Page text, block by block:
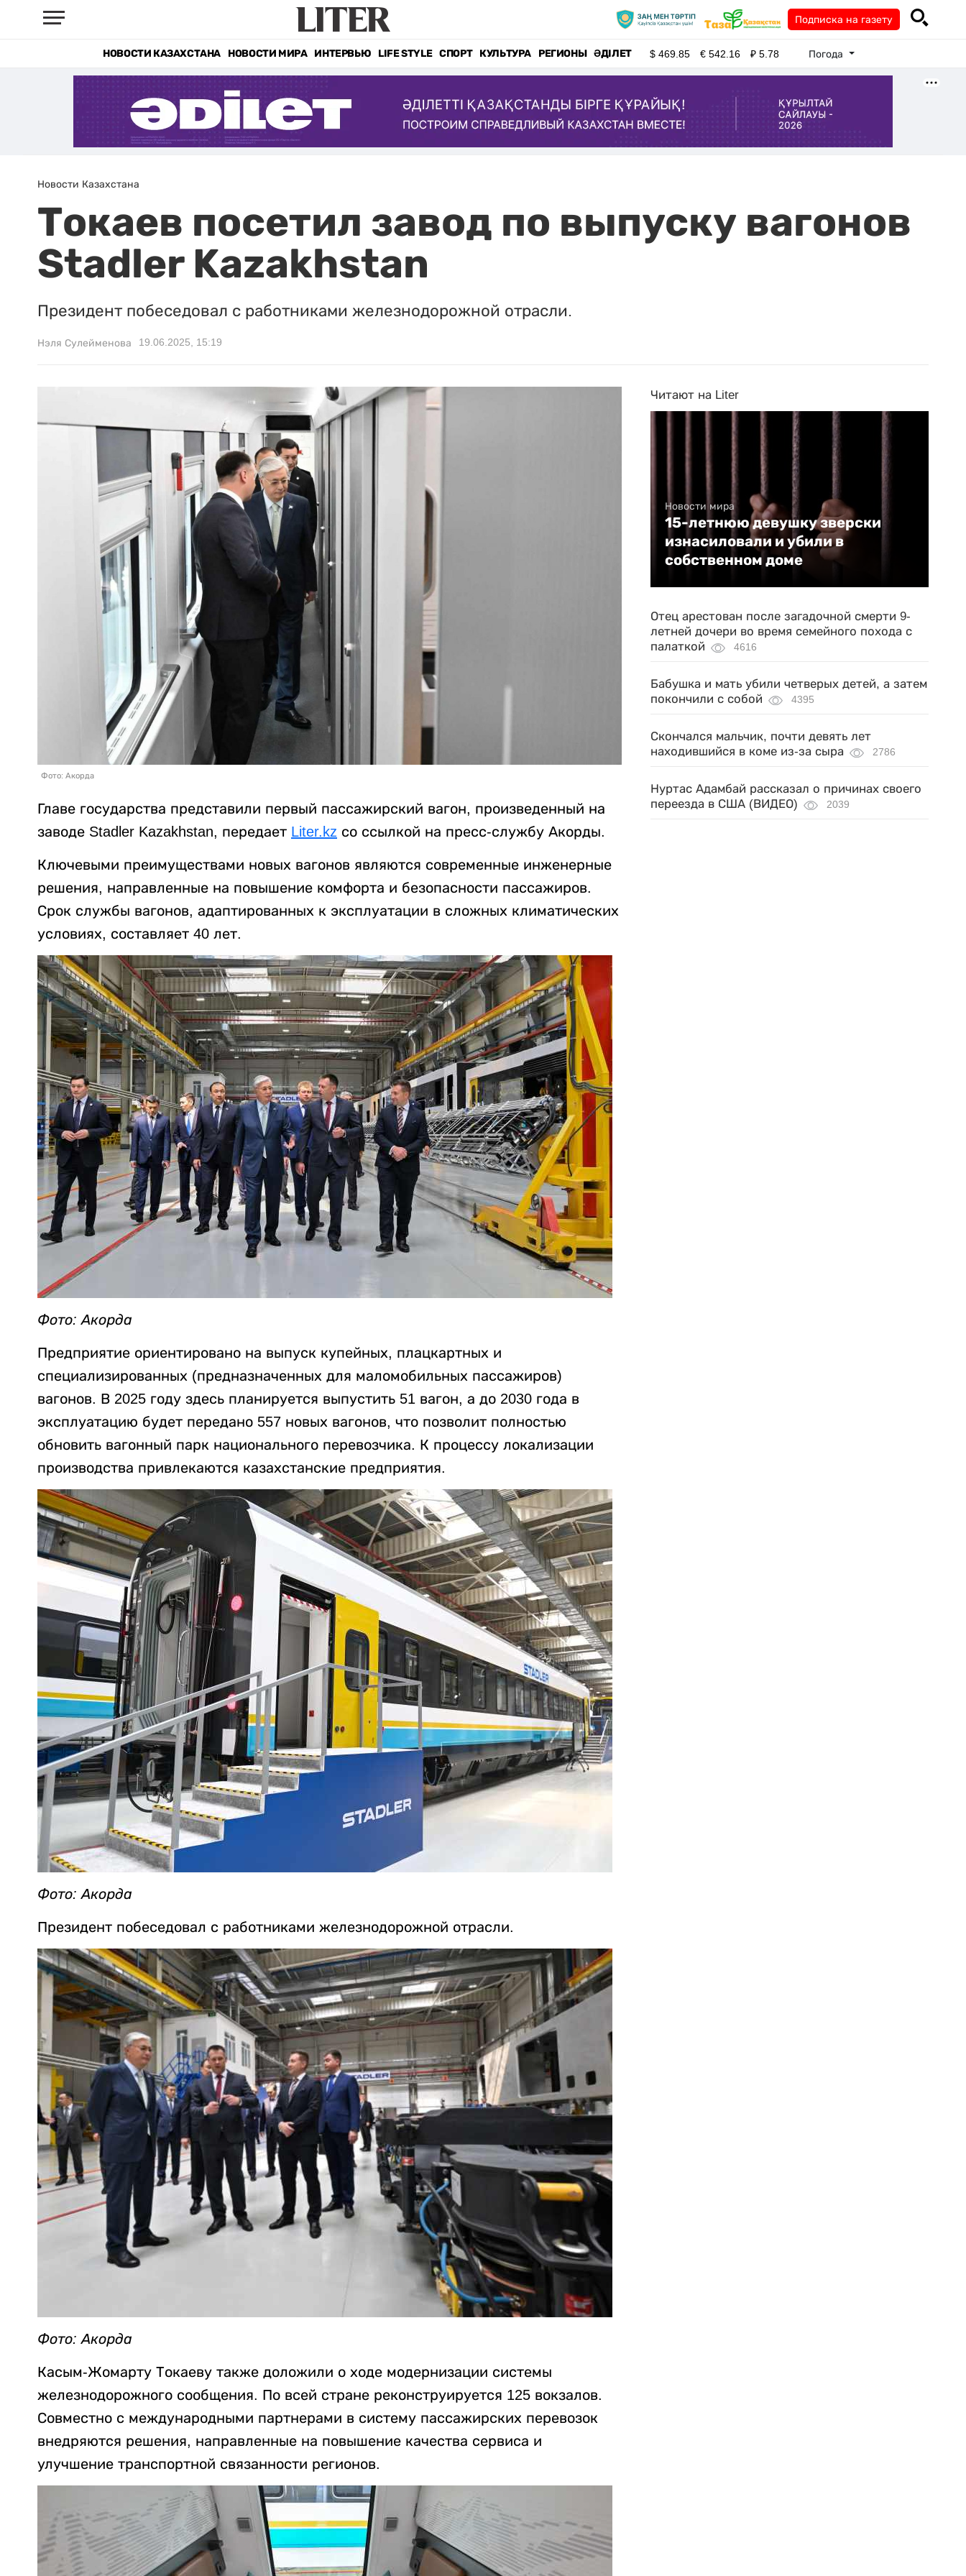
Подписка на газету
НОВОСТИ КАЗАХСТАНА НОВОСТИ МИРА ИНТЕРВЬЮ LIFE STYLE СПОРТ КУЛЬТУРА РЕГИОНЫ ӘДІЛЕТ $469.85 €542.16 ₽5.78 Погода
Новости Казахстана
Токаев посетил завод по выпуску вагонов
Stadler Kazakhstan
Президент побеседовал с работниками железнодорожной отрасли.
Нэля Сулейменова 19.06.2025, 15:19
Фото: Акорда
Главе государства представили первый пассажирский вагон, произведенный на
заводе Stadler Kazakhstan, передает Liter.kz со ссылкой на пресс-службу Акорды.
Ключевыми преимуществами новых вагонов являются современные инженерные
решения, направленные на повышение комфорта и безопасности пассажиров.
Срок службы вагонов, адаптированных к эксплуатации в сложных климатических
условиях, составляет 40 лет.
Фото: Акорда
Предприятие ориентировано на выпуск купейных, плацкартных и
специализированных (предназначенных для маломобильных пассажиров)
вагонов. В 2025 году здесь планируется выпустить 51 вагон, а до 2030 года в
эксплуатацию будет передано 557 новых вагонов, что позволит полностью
обновить вагонный парк национального перевозчика. К процессу локализации
производства привлекаются казахстанские предприятия.
Фото: Акорда
Президент побеседовал с работниками железнодорожной отрасли.
Фото: Акорда
Касым-Жомарту Токаеву также доложили о ходе модернизации системы
железнодорожного сообщения. По всей стране реконструируется 125 вокзалов.
Совместно с международными партнерами в систему пассажирских перевозок
внедряются решения, направленные на повышение качества сервиса и
улучшение транспортной связанности регионов.
Читают на Liter
Новости мира
15-летнюю девушку зверски
изнасиловали и убили в
собственном доме
Отец арестован после загадочной смерти 9-
летней дочери во время семейного похода с
палаткой
4616
Бабушка и мать убили четверых детей, а затем
покончили с собой
4395
Скончался мальчик, почти девять лет
находившийся в коме из-за сыра
2786
Нуртас Адамбай рассказал о причинах своего
переезда в США (ВИДЕО)
2039